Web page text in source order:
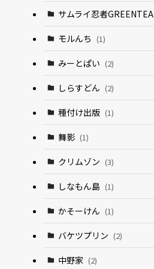
サムライ忍者GREENTEA
モルんち (1)
みーとぱい (2)
しらすどん (2)
種付け出版 (1)
舞影 (1)
クリムゾン (3)
しなもん島 (1)
かそーけん (1)
バケツプリン (2)
中野家 (2)